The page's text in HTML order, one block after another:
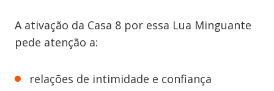
A ativação da Casa 8 por essa Lua Minguante
pede atenção a:
relações de intimidade e confiança